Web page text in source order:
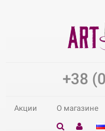
+38
Акции О магазине